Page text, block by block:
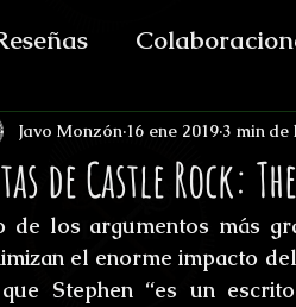
sirenibus et alii
de la Dra. Psychopomps
de Castle Rock:
Javo Monzón 16 ene 2019 3 min de
de los argumentos más
el enorme impacto
Stephen “es un